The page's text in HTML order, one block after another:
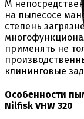
М
на пылесосе
степень
применять не
клининговые
Особенности
Nilfisk VHW 320